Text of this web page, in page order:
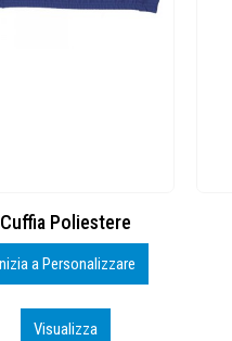
BS600 – 5139960
Personalizza
Visualizza